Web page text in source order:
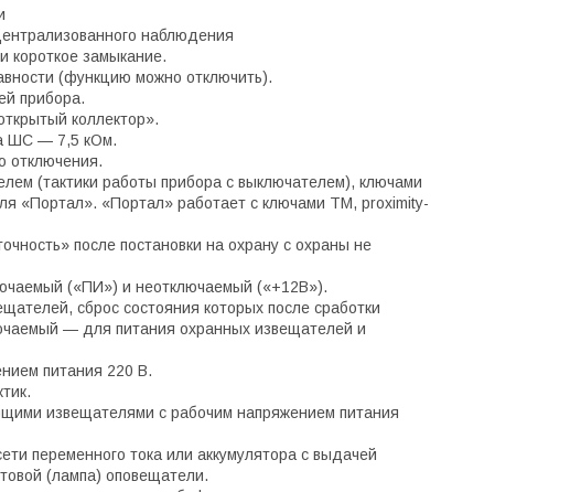
наблюдения
короткое замыкание.
(функцию можно отключить).
прибора.
коллектор».
ШС — 7,5 кОм.
отключения.
(тактики работы прибора с выключателем), ключами
«Портал». «Портал» работает с ключами ТМ, рroximity-
после постановки на охрану с охраны не
(«ПИ») и неотключаемый («+12В»).
сброс состояния которых после сработки
— для питания охранных извещателей и
питания 220 В.
извещателями с рабочим напряжением питания
переменного тока или аккумулятора с выдачей
(лампа) оповещатели.